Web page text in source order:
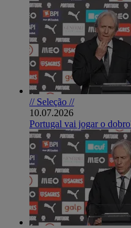
// Seleção //
10.07.2026
Portugal vai jogar o